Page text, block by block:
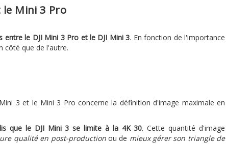
le Mini 3 Pro
entre le DJI Mini 3 Pro et le DJI Mini 3. En fonction de l'importance
côté que de l'autre.
3 et le Mini 3 Pro concerne la définition d'image maximale en
que le DJI Mini 3 se limite à la 4K 30. Cette quantité d'image
qualité en post-productionou de mieux gérer son triangle de